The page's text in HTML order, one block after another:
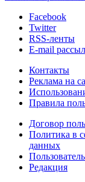
Facebook
Twitter
RSS-ленты
E-mail
Контакты
Реклама на
Правила
Договор
Политика в
данных
Редакция